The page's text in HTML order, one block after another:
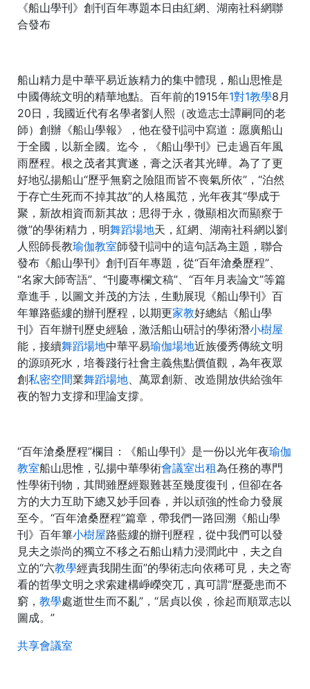
《船山學刊》創刊百年專題本日由紅網、湖南社科網聯
合發布
船山精力是中華平易近族精力的集中體現，船山思惟是
中國傳統文明的精華地點。百年前的1915年1對1教學8月
20日，我國近代有名學者劉人熙（改造志士譚嗣同的老
師）創辦《船山學報》，他在發刊詞中寫道：愿廣船山
于全國，以新全國。迄今，《船山學刊》已走過百年風
雨歷程。根之茂者其實遂，膏之沃者其光曄。為了了更
好地弘揚船山“歷乎無窮之險阻而皆不喪氣所依”，“泊然
于存亡生死而不掉其故”的人格風范，光年夜其“學成于
聚，新故相資而新其故；思得于永，微顯相次而顯察于
微”的學術精力，明舞蹈場地天，紅網、湖南社科網以劉
人熙師長教瑜伽教室師發刊詞中的這句話為主題，聯合
發布《船山學刊》創刊百年專題，從“百年滄桑歷程”、
“名家大師寄語”、“刊慶專欄文稿”、“百年月表論文”等篇
章進手，以圖文并茂的方法，生動展現《船山學刊》百
年篳路藍縷的辦刊歷程，以期更家教好總結《船山學
刊》百年辦刊歷史經驗，激活船山研討的學術潛小樹屋
能，接續舞蹈場地中華平易瑜伽場地近族優秀傳統文明
的源頭死水，培養踐行社會主義焦點價值觀，為年夜眾
創私密空間業舞蹈場地、萬眾創新、改造開放供給強年
夜的智力支撐和理論支撐。
“百年滄桑歷程”欄目：《船山學刊》是一份以光年夜瑜伽
教室船山思惟，弘揚中華學術會議室出租為任務的專門
性學術刊物，其間雖歷經艱難甚至幾度復刊，但卻在各
方的大力互助下總又妙手回春，并以頑強的性命力發展
至今。“百年滄桑歷程”篇章，帶我們一路回溯《船山學
刊》百年篳小樹屋路藍縷的辦刊歷程，從中我們可以發
見夫之崇尚的獨立不移之石船山精力浸潤此中，夫之自
立的“六教學經責我開生面”的學術志向依稀可見，夫之寄
看的哲學文明之求索建構崢嶸突兀，真可謂“歷憂患而不
窮， 教學處逝世生而不亂”，“居貞以俟，徐起而順眾志以
圖成。”
共享會議室